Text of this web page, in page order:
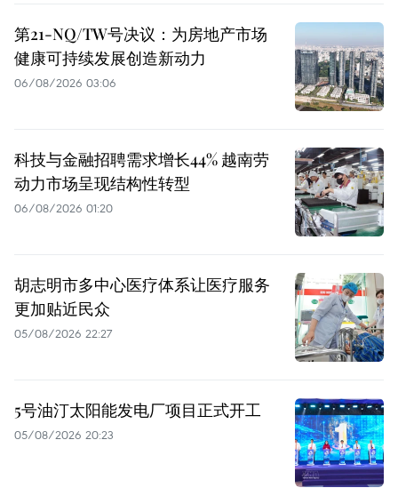
第21-NQ/TW号决议：为房地产市场
健康可持续发展创造新动力
06/08/2026 03:06
科技与金融招聘需求增长44% 越南劳
动力市场呈现结构性转型
06/08/2026 01:20
胡志明市多中心医疗体系让医疗服务
更加贴近民众
05/08/2026 22:27
5号油汀太阳能发电厂项目正式开工
05/08/2026 20:23